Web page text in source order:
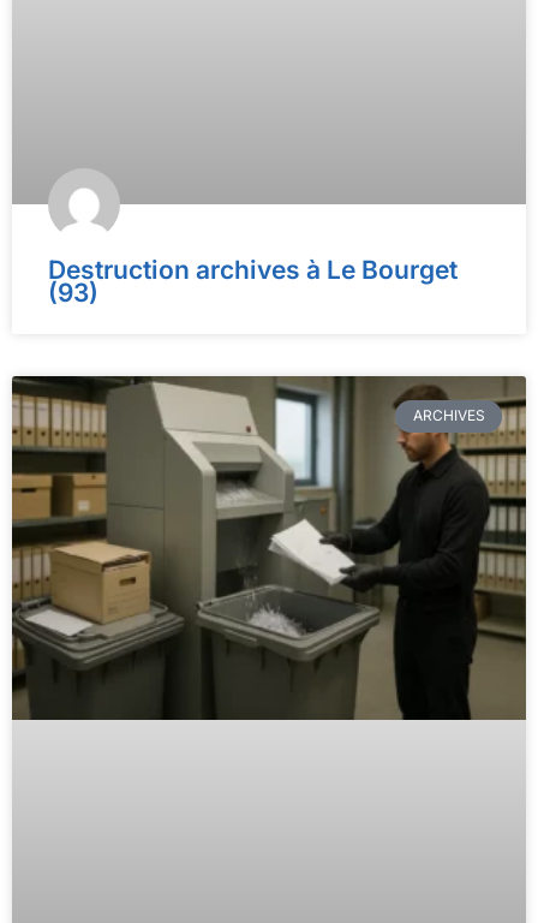
Destruction archives à Le Bourget
(93)
ARCHIVES